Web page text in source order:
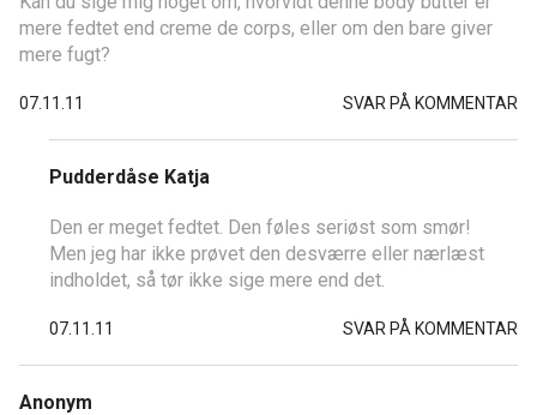
mere fedtet end creme de corps, eller om den bare giver
mere fugt?
07.11.11 SVAR PÅ KOMMENTAR
Pudderdåse Katja
Den er meget fedtet. Den føles seriøst som smør!
Men jeg har ikke prøvet den desværre eller nærlæst
indholdet, så tør ikke sige mere end det.
07.11.11 SVAR PÅ KOMMENTAR
Anonym